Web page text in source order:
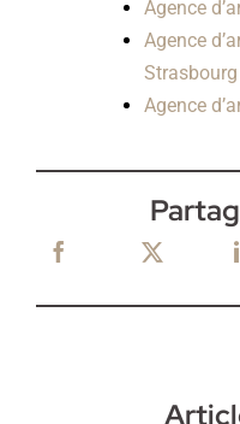
Agence
Agence
Strasbourg
Agence